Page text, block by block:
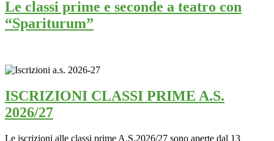
Le classi prime e seconde a teatro con
“Spariturum”
ISCRIZIONI CLASSI PRIME A.S.
2026/27
Le iscrizioni alle classi prime A.S.2026/27 sono aperte dal 13